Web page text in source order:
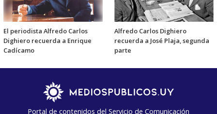
El periodista Alfredo Carlos
Dighiero recuerda a Enrique
Cadícamo
Alfredo Carlos Dighiero
recuerda a José Plaja, segunda
parte
Portal de contenidos del Servicio de Comunicación